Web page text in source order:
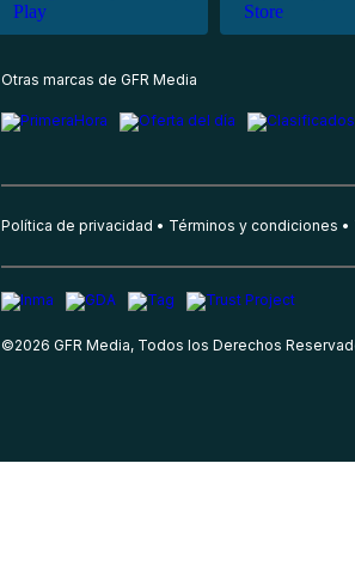
Otras marcas de GFR Media
Política de privacidad Términos y condiciones
©2026 GFR Media, Todos los Derechos